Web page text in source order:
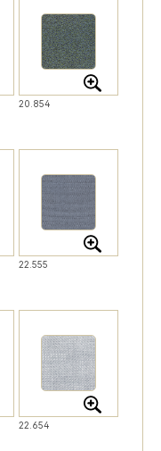
20.854
22.555
22.654